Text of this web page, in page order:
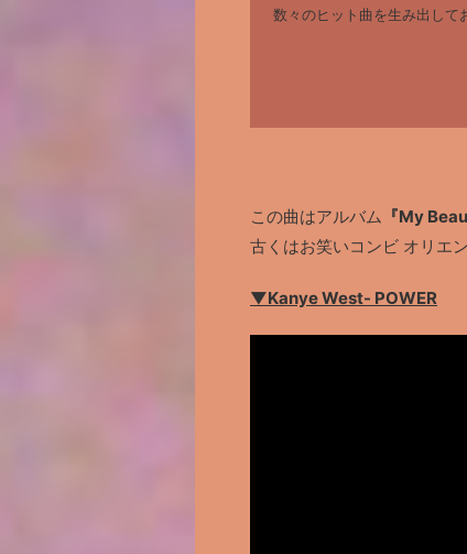
数々のヒット曲を生み出し
この曲はアルバム 『My
古くはお笑いコンビ オリエ
▼Kanye West- POWER